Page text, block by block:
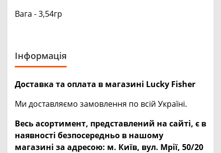
Вага - 3,54гр
Інформація
Доставка та оплата в магазині Lucky Fisher
Ми доставляємо замовлення по всій Україні.
Весь асортимент, представлений на сайті, є в
наявності безпосередньо в нашому
магазині за адресою: м. Київ, вул. Мрії, 50/20